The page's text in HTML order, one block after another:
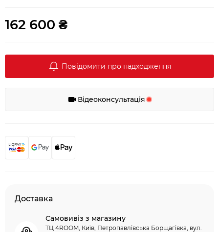
162 600 ₴
Повідомити про надходження
Відеоконсультація
Доставка
Самовивіз з магазину
ТЦ 4ROOM, Київ, Петропавлівська Борщагівка, вул.